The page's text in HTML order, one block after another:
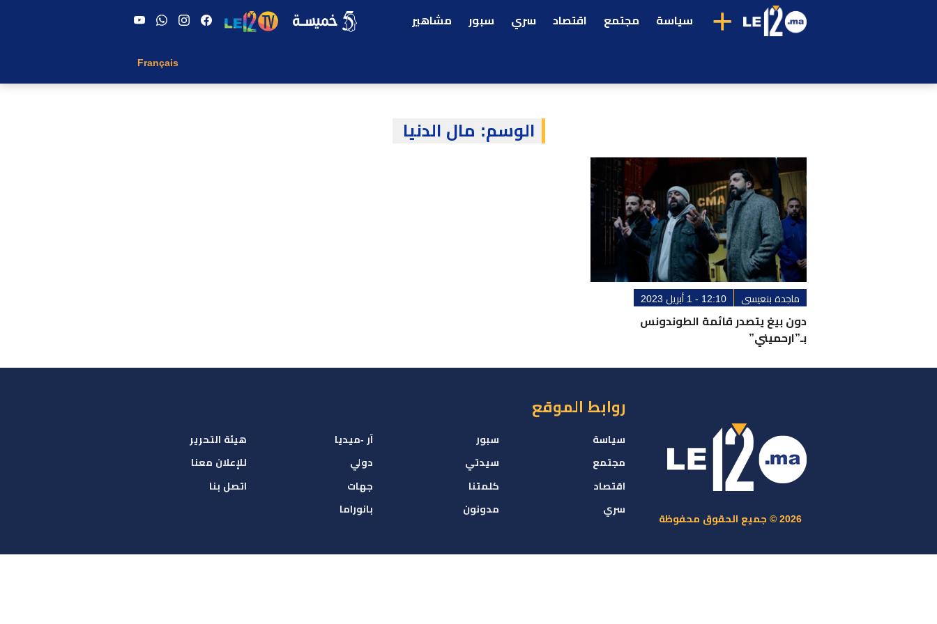
+ سياسة مجتمع اقتصاد سري سبور مشاهير
Français
الوسم: مال الدنيا
ماجدة بنعيسى 12:10 - 1 أبريل 2023
دون بيغ يتصدر قائمة الطوندونس
بـ”ارحميني”
2026 © جميع الحقوق محفوظة
روابط الموقع
سياسة
مجتمع
اقتصاد
سري
سبور
سيدتي
كلمتنا
مدونون
آر -ميديا
دولي
جهات
بانوراما
هيئة التحرير
للإعلان معنا
اتصل بنا